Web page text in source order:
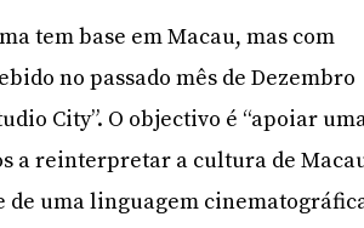
tem base em Macau, mas com
no passado mês de Dezembro
City”. O objectivo é “apoiar
a reinterpretar a cultura de
de uma linguagem